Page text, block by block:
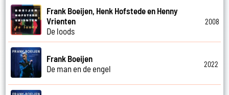
Frank Boeijen, Henk Hofstede en Henny
Vrienten
De loods
2008
Frank Boeijen
De man en de engel
2022